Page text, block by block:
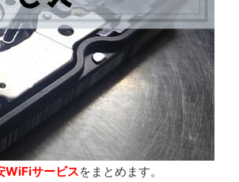
WiFiサービスをまとめます。